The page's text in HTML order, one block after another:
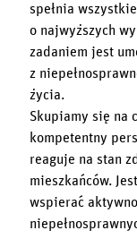
spełnia
o najwyższych
zadaniem jest
z
życia.
Skupiamy się na
kompetentny
reaguje na stan
mieszkańców.
wspierać